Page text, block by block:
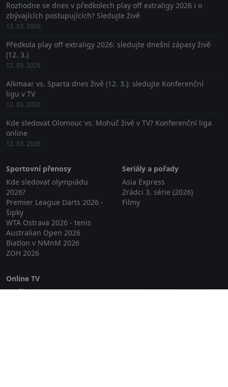
Rozhodne se dnes v předkolech play off extraligy 2026 i o
zbývajících postupujících? Sledujte živě
13. 03. 2026
Předkola play off extraligy 2026: sledujte dnešní zápasy živě
(12. 3.)
12. 03. 2026
Alkmaar vs. Sparta dnes živě (12. 3.): sledujte Konferenční
ligu v TV
12. 03. 2026
Kde sledovat Olomouc vs. Mohuč živě v TV? Konferenční liga
online
12. 03. 2026
Sportovní přenosy
Kde sledovat olympiádu
2026?
Premier League Darts 2026 -
šipky
WTA Ostrava 2026 - tenis
Australian Open 2026
Biatlon v NMnM 2026
ZOH 2026
Seriály a pořady
Asia Express
Zrádci 3. série (2026)
Filmy
Online TV
Lepší.TV